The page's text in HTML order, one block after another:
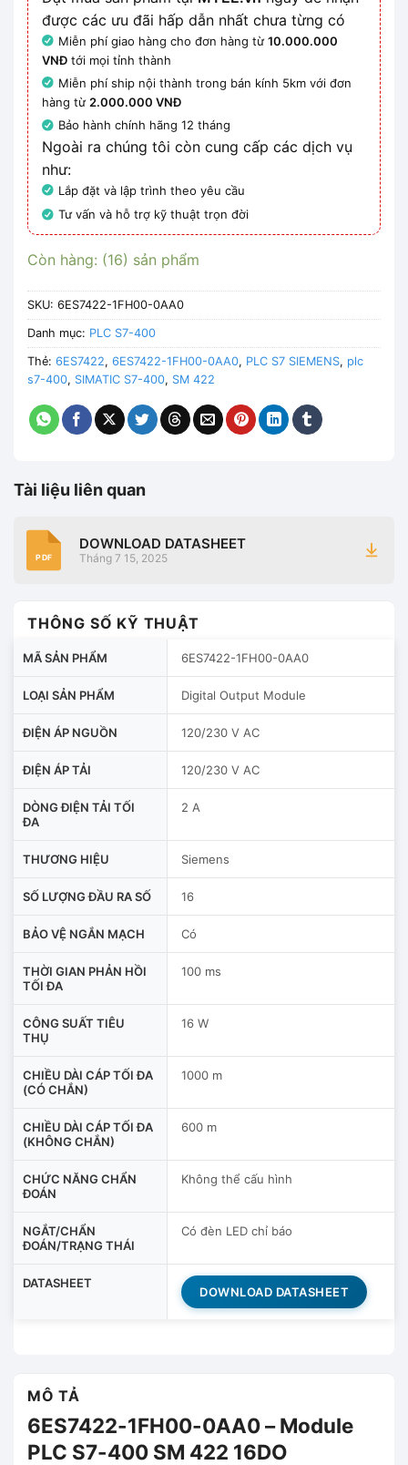
được các ưu đãi hấp dẫn nhất chưa từng có
Miễn phí giao hàng cho đơn hàng từ10.000.000
VNĐ tới mọi tỉnh thành
Miễn phí ship nội thành trong bán kính 5km với đơn
hàng từ2.000.000 VNĐ
Bảo hành chính hãng 12 tháng
Ngoài ra chúng tôi còn cung cấp các dịch vụ
như:
Lắp đặt và lập trình theo yêu cầu
Tư vấn và hỗ trợ kỹ thuật trọn đời
Còn hàng: (16) sản phẩm
SKU: 6ES7422-1FH00-0AA0
Danh mục: PLC S7-400
Thẻ: 6ES7422, 6ES7422-1FH00-0AA0, PLC S7 SIEMENS, plc
s7-400, SIMATIC S7-400, SM 422
Tài liệu liên quan
PDF
DOWNLOAD DATASHEET
Tháng 7 15, 2025
THÔNG SỐ KỸ THUẬT
MÃ SẢN PHẨM 6ES7422-1FH00-0AA0
LOẠI SẢN PHẨM Digital Output Module
ĐIỆN ÁP NGUỒN 120/230 V AC
ĐIỆN ÁP TẢI 120/230 V AC
DÒNG ĐIỆN TẢI TỐI
ĐA
2 A
THƯƠNG HIỆU Siemens
SỐ LƯỢNG ĐẦU RA SỐ 16
BẢO VỆ NGẮN MẠCH Có
THỜI GIAN PHẢN HỒI
TỐI ĐA
100 ms
CÔNG SUẤT TIÊU
THỤ
16 W
CHIỀU DÀI CÁP TỐI ĐA
(CÓ CHẮN)
1000 m
CHIỀU DÀI CÁP TỐI ĐA
(KHÔNG CHẮN)
600 m
CHỨC NĂNG CHẨN
ĐOÁN
Không thể cấu hình
NGẮT/CHẨN
ĐOÁN/TRẠNG THÁI
Có đèn LED chỉ báo
DATASHEET
DOWNLOAD DATASHEET
MÔ TẢ
6ES7422-1FH00-0AA0 – Module
PLC S7-400 SM 422 16DO